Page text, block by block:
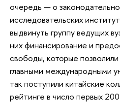
очередь — о
исследовательских
выдвинуть группу ведущих
них финансирование и
свободы, которые
главными международными
так поступили китайские
рейтинге в число первых